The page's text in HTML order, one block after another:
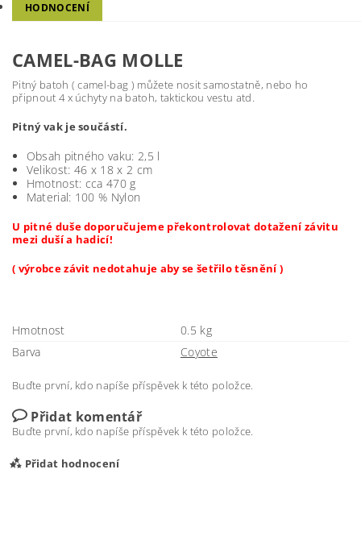
HODNOCENÍ
CAMEL-BAG MOLLE
Pitný batoh ( camel-bag ) můžete nosit samostatně, nebo ho
připnout 4 x úchyty na batoh, taktickou vestu atd.
Pitný vak je součástí.
Obsah pitného vaku: 2,5 l
Velikost: 46 x 18 x 2 cm
Hmotnost: cca 470 g
Material: 100 % Nylon
U pitné duše doporučujeme překontrolovat dotažení závitu
mezi duší a hadicí!
( výrobce závit nedotahuje aby se šetřilo těsnění )
Hmotnost
0.5 kg
Barva
Coyote
Buďte první, kdo napíše příspěvek k této položce.
Přidat komentář
Buďte první, kdo napíše příspěvek k této položce.
Přidat hodnocení